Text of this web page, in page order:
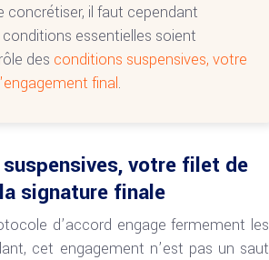
concrétiser, il faut cependant
conditions essentielles soient
des conditions suspensives, votre
final.
votre filet de
signature finale
d’accord engage fermement les
cet engagement n’est pas un saut